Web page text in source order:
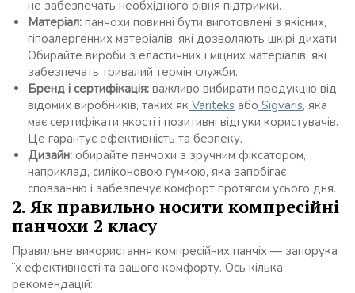
не забезпечать необхідного рівня підтримки.
Матеріал: панчохи повинні бути виготовлені з якісних,
гіпоалергенних матеріалів, які дозволяють шкірі дихати.
Обирайте вироби з еластичних і міцних матеріалів, які
забезпечать тривалий термін служби.
Бренд і сертифікація: важливо вибирати продукцію від
відомих виробників, таких як Variteks або Sigvaris, яка
має сертифікати якості і позитивні відгуки користувачів.
Це гарантує ефективність та безпеку.
Дизайн: обирайте панчохи з зручним фіксатором,
наприклад, силіконовою гумкою, яка запобігає
сповзанню і забезпечує комфорт протягом усього дня.
2. Як правильно носити компресійні
панчохи 2 класу
Правильне використання компресійних панчіх — запорука
їх ефективності та вашого комфорту. Ось кілька
рекомендацій: